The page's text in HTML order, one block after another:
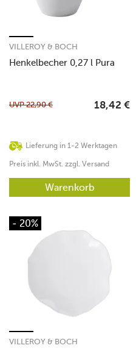
Henkelbecher 0,27 l Pura
VILLEROY & BOCH
Lieferung in 1-2 Werktagen
UVP22,90 € 18,42 €
Preis inkl. MwSt. zzgl. Versand
Warenkorb
- 20%
VILLEROY & BOCH